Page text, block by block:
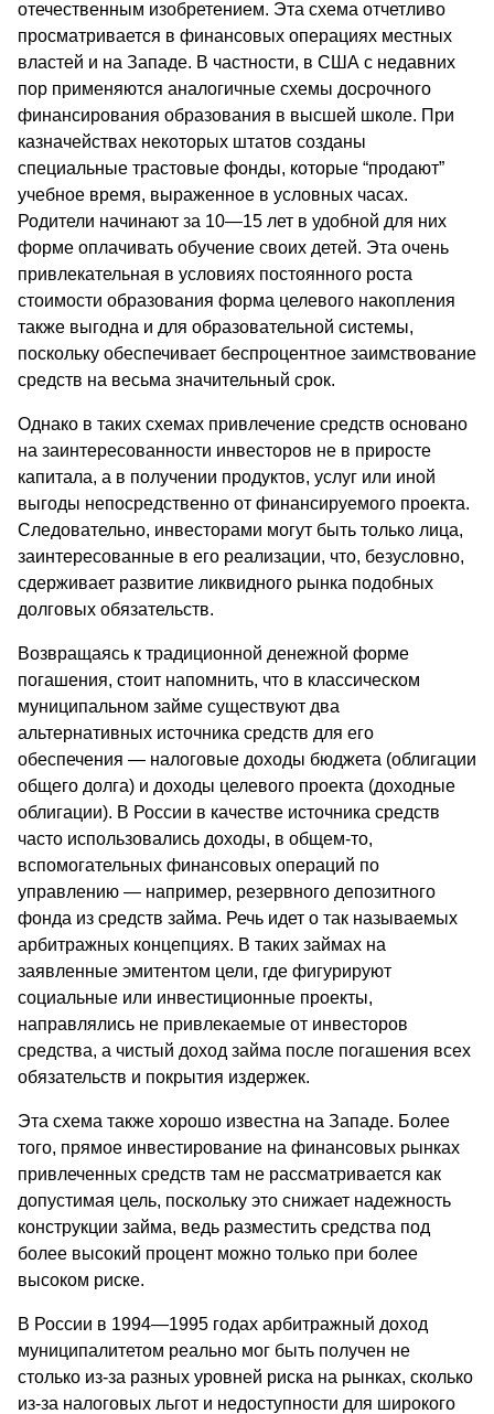
отечественным изобретением. Эта схема отчетливо
просматривается в финансовых операциях местных
властей и на Западе. В частности, в США с недавних
пор применяются аналогичные схемы досрочного
финансирования образования в высшей школе. При
казначействах некоторых штатов созданы
специальные трастовые фонды, которые “продают”
учебное время, выраженное в условных часах.
Родители начинают за 10—15 лет в удобной для них
форме оплачивать обучение своих детей. Эта очень
привлекательная в условиях постоянного роста
стоимости образования форма целевого накопления
также выгодна и для образовательной системы,
поскольку обеспечивает беспроцентное заимствование
средств на весьма значительный срок.
Однако в таких схемах привлечение средств основано
на заинтересованности инвесторов не в приросте
капитала, а в получении продуктов, услуг или иной
выгоды непосредственно от финансируемого проекта.
Следовательно, инвесторами могут быть только лица,
заинтересованные в его реализации, что, безусловно,
сдерживает развитие ликвидного рынка подобных
долговых обязательств.
Возвращаясь к традиционной денежной форме
погашения, стоит напомнить, что в классическом
муниципальном займе существуют два
альтернативных источника средств для его
обеспечения — налоговые доходы бюджета (облигации
общего долга) и доходы целевого проекта (доходные
облигации). В России в качестве источника средств
часто использовались доходы, в общем-то,
вспомогательных финансовых операций по
управлению — например, резервного депозитного
фонда из средств займа. Речь идет о так называемых
арбитражных концепциях. В таких займах на
заявленные эмитентом цели, где фигурируют
социальные или инвестиционные проекты,
направлялись не привлекаемые от инвесторов
средства, а чистый доход займа после погашения всех
обязательств и покрытия издержек.
Эта схема также хорошо известна на Западе. Более
того, прямое инвестирование на финансовых рынках
привлеченных средств там не рассматривается как
допустимая цель, поскольку это снижает надежность
конструкции займа, ведь разместить средства под
более высокий процент можно только при более
высоком риске.
В России в 1994—1995 годах арбитражный доход
муниципалитетом реально мог быть получен не
столько из-за разных уровней риска на рынках, сколько
из-за налоговых льгот и недоступности для широкого